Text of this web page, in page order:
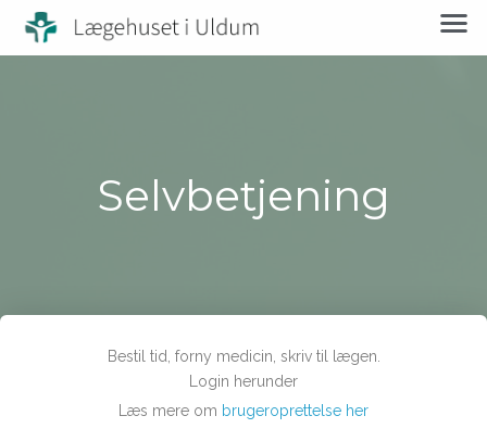
Selvbetjening
Bestil tid, forny medicin, skriv til lægen.
Login herunder
Læs mere om brugeroprettelse her